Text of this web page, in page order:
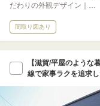
だわりの外観デザイン｜…
間取り図あり
【滋賀/平屋のような
線で家事ラクを追求